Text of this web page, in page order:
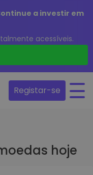
a investir em
acessíveis.
Registar-se
hoje